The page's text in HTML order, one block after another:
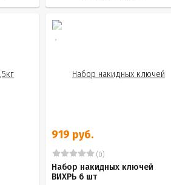
919 руб.
(0)
Набор накидных ключей
ВИХРЬ 6 шт